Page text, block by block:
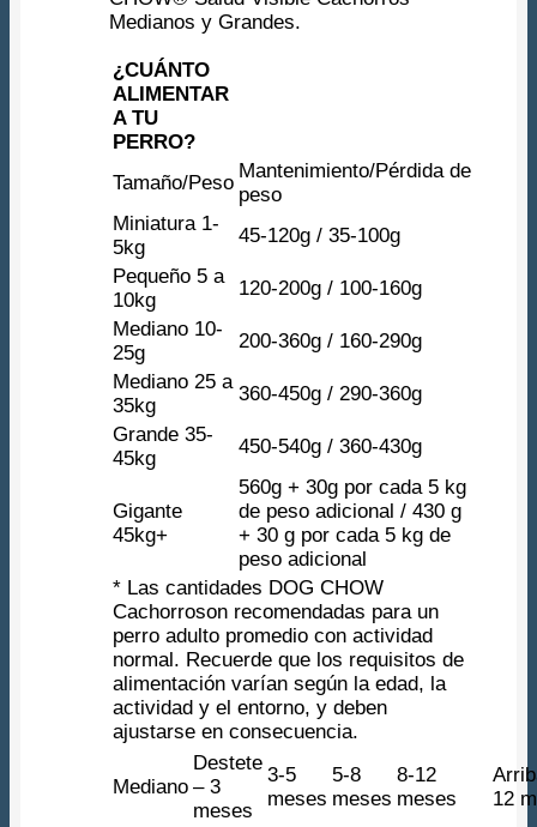
Medianos y Grandes.
¿CUÁNTO
ALIMENTAR
A TU
PERRO?
Tamaño/Peso
Mantenimiento/Pérdida de
peso
Miniatura 1-
5kg
45-120g / 35-100g
Pequeño 5 a
10kg
120-200g / 100-160g
Mediano 10-
25g
200-360g / 160-290g
Mediano 25 a
35kg
360-450g / 290-360g
Grande 35-
45kg
450-540g / 360-430g
Gigante
45kg+
560g + 30g por cada 5 kg
de peso adicional / 430 g
+ 30 g por cada 5 kg de
peso adicional
* Las cantidades DOG CHOW
Cachorroson recomendadas para un
perro adulto promedio con actividad
normal. Recuerde que los requisitos de
alimentación varían según la edad, la
actividad y el entorno, y deben
ajustarse en consecuencia.
Mediano
Destete
– 3
meses
3-5
meses
5-8
meses
8-12
meses
12